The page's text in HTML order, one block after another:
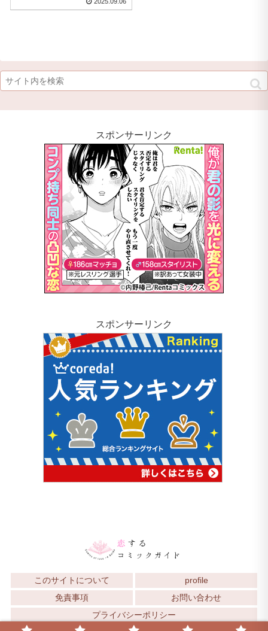
スポンサーリンク
スポンサーリンク
このサイトについて
profile
免責事項
お問い合わせ
プライバシーポリシー